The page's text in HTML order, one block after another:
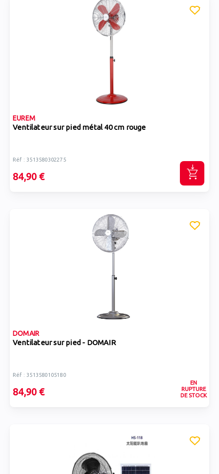
EUREM
Ventilateur sur pied métal 40 cm rouge
Réf : 3513580302275
84,90 €
DOMAIR
Ventilateur sur pied - DOMAIR
Réf : 3513580105180
84,90 €
EN
RUPTURE
DE STOCK